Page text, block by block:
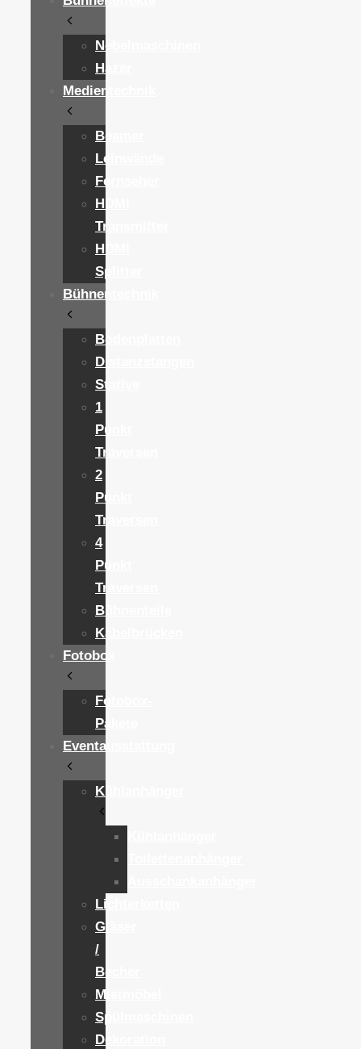
Nebelmaschinen
Hazer
Medientechnik
Beamer
Leinwände
Fernseher
HDMI
Transmitter
HDMI
Splitter
Bühnentechnik
Bodenplatten
Distanzstangen
Stative
1
Punkt
Traversen
2
Punkt
Traversen
4
Punkt
Traversen
Bühnenteile
Kabelbrücken
Fotobox
Fotobox-
Pakete
Eventausstattung
Kühlanhänger
Lichterketten
Gläser
/
Becher
Mietmöbel
Spülmaschinen
Dekoration